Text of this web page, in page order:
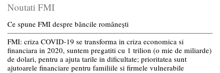
Noutati FMI
Ce spune FMI despre băncile românești
FMI: criza COVID-19 se transforma in criza economica si
financiara in 2020, suntem pregatiti cu 1 trilion (o mie de miliarde)
de dolari, pentru a ajuta tarile in dificultate; prioritatea sunt
ajutoarele financiare pentru familiile si firmele vulnerabile